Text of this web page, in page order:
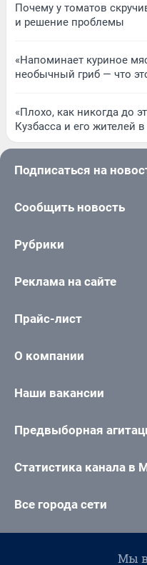
Почему у томатов
и решение проблемы
«Напоминает куриное
необычный гриб — что
«Плохо, как никогда до
Кузбасса и его жителей в
Подписаться на
Сообщить новость
Рубрики
Реклама на сайте
Прайс-лист
О компании
Наши вакансии
Предвыборная
Статистика канала в
Все города сети
Мы в